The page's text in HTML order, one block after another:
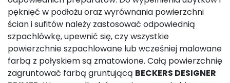
pęknięć w podłożu oraz wyrównania powierzchni
ścian i sufitów należy zastosować odpowiednią
szpachlówkę, upewnić się, czy wszystkie
powierzchnie szpachlowane lub wcześniej malowane
farbą z połyskiem są zmatowione. Całą powierzchnię
zagruntować farbą gruntującą BECKERS DESIGNER